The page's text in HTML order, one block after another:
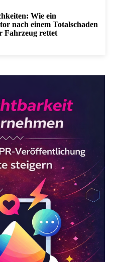
Wie ein
nach einem Totalschaden
Fahrzeug rettet